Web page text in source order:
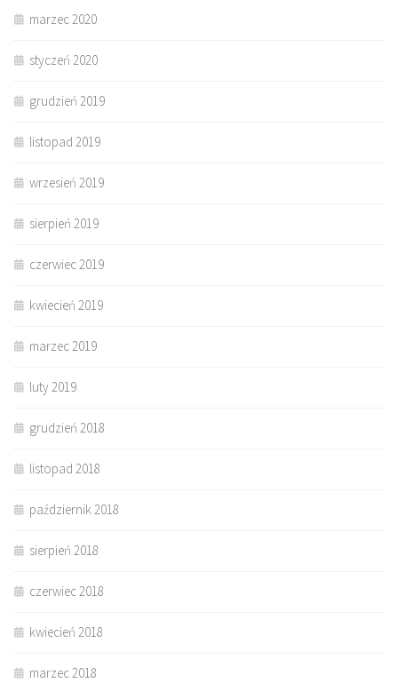
marzec 2020
styczeń 2020
grudzień 2019
listopad 2019
wrzesień 2019
sierpień 2019
czerwiec 2019
kwiecień 2019
marzec 2019
luty 2019
grudzień 2018
listopad 2018
październik 2018
sierpień 2018
czerwiec 2018
kwiecień 2018
marzec 2018